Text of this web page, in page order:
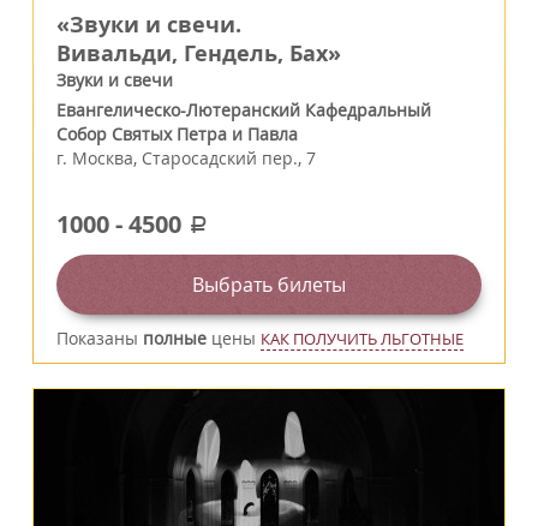
«Звуки и свечи.
Вивальди, Гендель, Бах»
Звуки и свечи
Евангелическо-Лютеранский Кафедральный
Собор Святых Петра и Павла
г. Москва, Старосадский пер., 7
1000-4500 a
Выбрать билеты
Показаны полные цены КАК ПОЛУЧИТЬ ЛЬГОТНЫЕ